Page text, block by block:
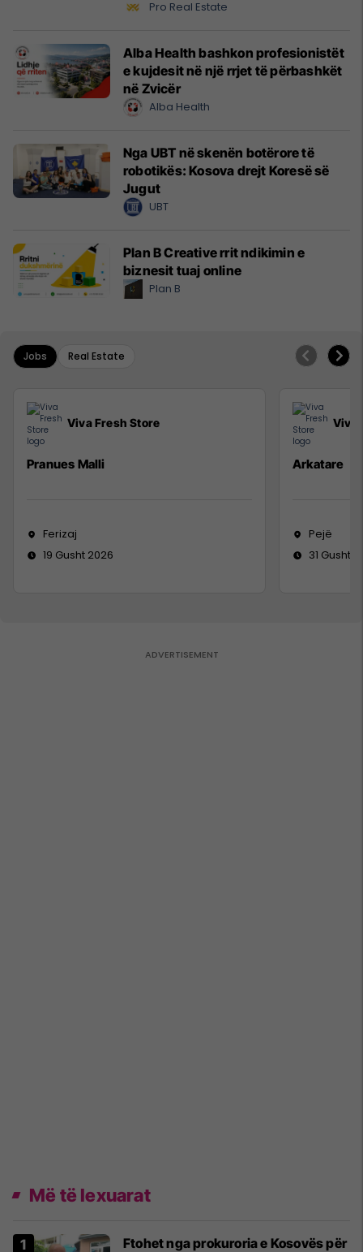
Pro Real Estate
Alba Health bashkon profesionistët
e kujdesit në një rrjet të përbashkët
në Zvicër
Alba Health
Nga UBT në skenën botërore të
robotikës: Kosova drejt Koresë së
Jugut
UBT
Plan B Creative rrit ndikimin e
biznesit tuaj online
Plan B
Jobs Real Estate
Viva Fresh Store
Pranues Malli
Ferizaj
19 Gusht 2026
Viva
Arkatare
Pejë
31 Gusht
Më të lexuarat
Ftohet nga prokuroria e Kosovës për